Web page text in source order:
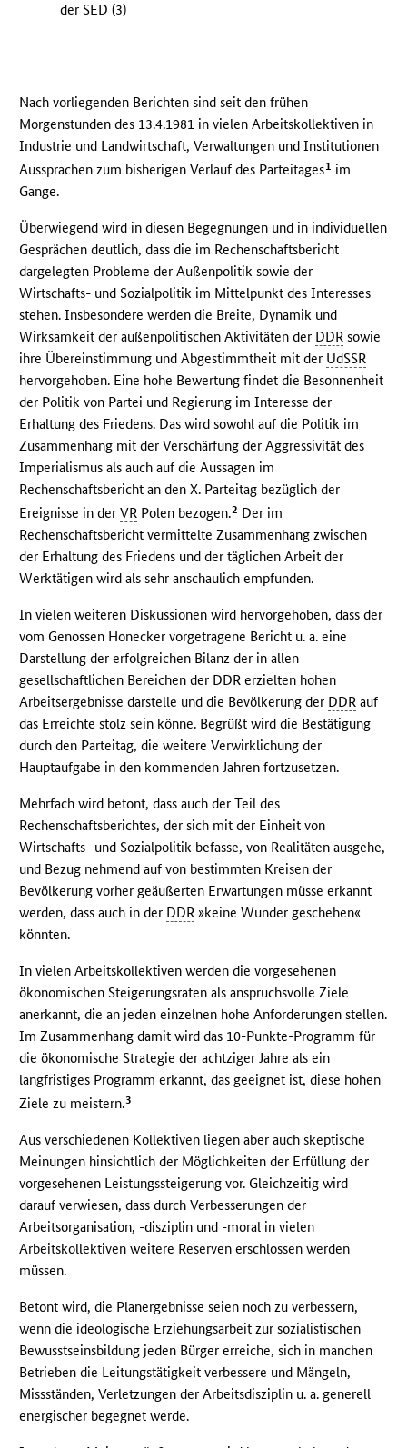
der SED (3)
Nach vorliegenden Berichten sind seit den frühen
Morgenstunden des 13.4.1981 in vielen Arbeitskollektiven in
Industrie und Landwirtschaft, Verwaltungen und Institutionen
Aussprachen zum bisherigen Verlauf des Parteitages1 im
Gange.
Überwiegend wird in diesen Begegnungen und in individuellen
Gesprächen deutlich, dass die im Rechenschaftsbericht
dargelegten Probleme der Außenpolitik sowie der
Wirtschafts- und Sozialpolitik im Mittelpunkt des Interesses
stehen. Insbesondere werden die Breite, Dynamik und
Wirksamkeit der außenpolitischen Aktivitäten der DDR sowie
ihre Übereinstimmung und Abgestimmtheit mit der UdSSR
hervorgehoben. Eine hohe Bewertung findet die Besonnenheit
der Politik von Partei und Regierung im Interesse der
Erhaltung des Friedens. Das wird sowohl auf die Politik im
Zusammenhang mit der Verschärfung der Aggressivität des
Imperialismus als auch auf die Aussagen im
Rechenschaftsbericht an den X. Parteitag bezüglich der
Ereignisse in derVR Polen bezogen.2 Der im
Rechenschaftsbericht vermittelte Zusammenhang zwischen
der Erhaltung des Friedens und der täglichen Arbeit der
Werktätigen wird als sehr anschaulich empfunden.
In vielen weiteren Diskussionen wird hervorgehoben, dass der
vom Genossen Honecker vorgetragene Bericht u. a. eine
Darstellung der erfolgreichen Bilanz der in allen
gesellschaftlichen Bereichen der DDR erzielten hohen
Arbeitsergebnisse darstelle und die Bevölkerung der DDR auf
das Erreichte stolz sein könne. Begrüßt wird die Bestätigung
durch den Parteitag, die weitere Verwirklichung der
Hauptaufgabe in den kommenden Jahren fortzusetzen.
Mehrfach wird betont, dass auch der Teil des
Rechenschaftsberichtes, der sich mit der Einheit von
Wirtschafts- und Sozialpolitik befasse, von Realitäten ausgehe,
und Bezug nehmend auf von bestimmten Kreisen der
Bevölkerung vorher geäußerten Erwartungen müsse erkannt
werden, dass auch in der DDR »keine Wunder geschehen«
könnten.
In vielen Arbeitskollektiven werden die vorgesehenen
ökonomischen Steigerungsraten als anspruchsvolle Ziele
anerkannt, die an jeden einzelnen hohe Anforderungen stellen.
Im Zusammenhang damit wird das 10-Punkte-Programm für
die ökonomische Strategie der achtziger Jahre als ein
langfristiges Programm erkannt, das geeignet ist, diese hohen
Ziele zu meistern.3
Aus verschiedenen Kollektiven liegen aber auch skeptische
Meinungen hinsichtlich der Möglichkeiten der Erfüllung der
vorgesehenen Leistungssteigerung vor. Gleichzeitig wird
darauf verwiesen, dass durch Verbesserungen der
Arbeitsorganisation, -disziplin und -moral in vielen
Arbeitskollektiven weitere Reserven erschlossen werden
müssen.
Betont wird, die Planergebnisse seien noch zu verbessern,
wenn die ideologische Erziehungsarbeit zur sozialistischen
Bewusstseinsbildung jeden Bürger erreiche, sich in manchen
Betrieben die Leitungstätigkeit verbessere und Mängeln,
Missständen, Verletzungen der Arbeitsdisziplin u. a. generell
energischer begegnet werde.